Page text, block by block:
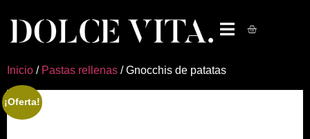
Inicio / Pastas rellenas / Gnocchis de patatas
¡Oferta!